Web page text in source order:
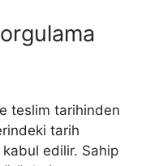
teslim tarihinden
tarih
edilir. Sahip